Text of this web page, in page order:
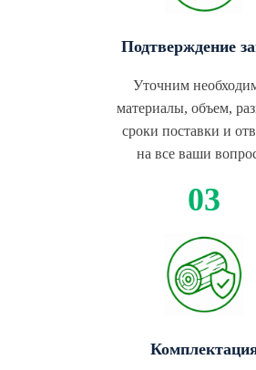
Подтверждение
Уточним
материалы, объем,
сроки поставки и
на все ваши